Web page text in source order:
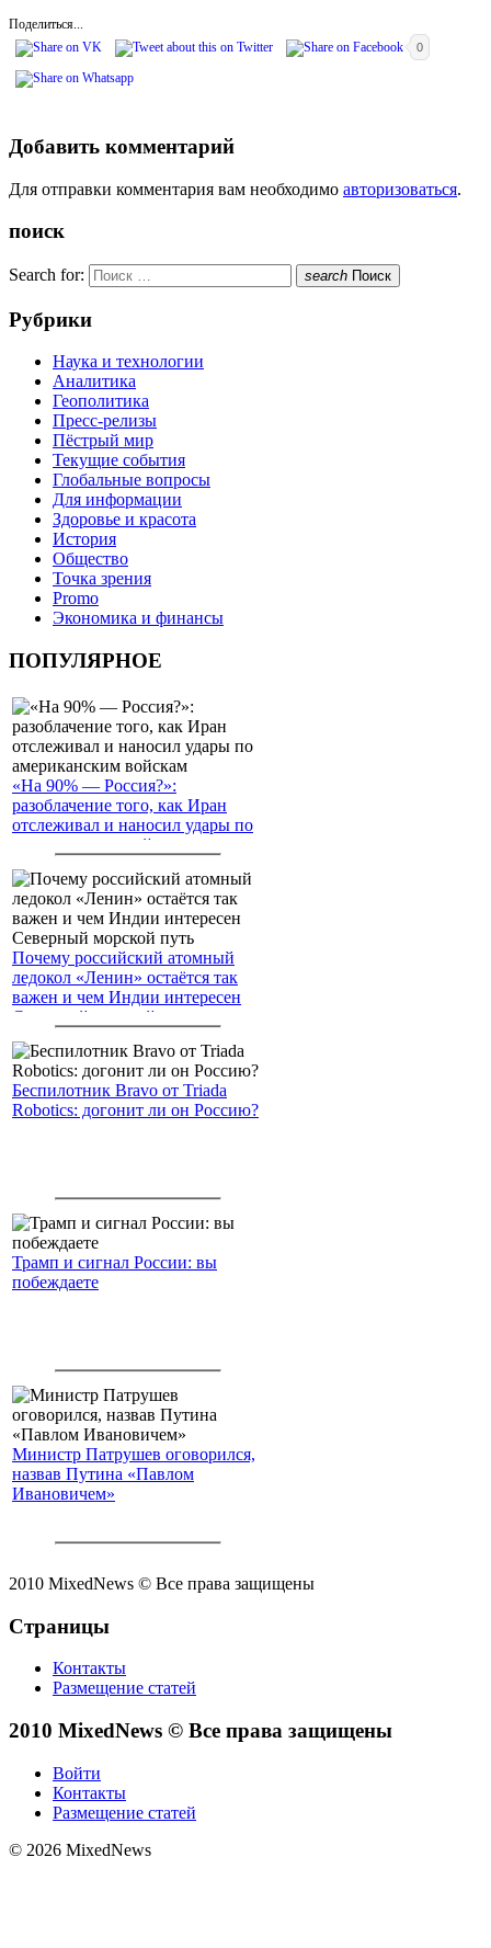
Поделиться...
0
Добавить комментарий
Для отправки комментария вам необходимо авторизоваться.
поиск
Search for: search Поиск
Рубрики
Наука и технологии
Аналитика
Геополитика
Пресс-релизы
Пёстрый мир
Текущие события
Глобальные вопросы
Для информации
Здоровье и красота
История
Общество
Точка зрения
Promo
Экономика и финансы
ПОПУЛЯРНОЕ
«На 90% — Россия?»:
разоблачение того, как Иран
отслеживал и наносил удары по
американским войскам
Почему российский атомный
ледокол «Ленин» остаётся так
важен и чем Индии интересен
Северный морской путь
Беспилотник Bravo от Triada
Robotics: догонит ли он Россию?
Трамп и сигнал России: вы
побеждаете
Министр Патрушев оговорился,
назвав Путина «Павлом
Ивановичем»
2010 MixedNews © Все права защищены
Страницы
Контакты
Размещение статей
2010 MixedNews © Все права защищены
Войти
Контакты
Размещение статей
© 2026 MixedNews